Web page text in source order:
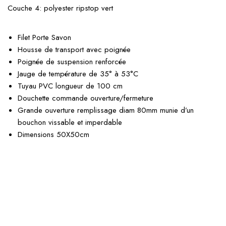
Couche 4: polyester ripstop vert
Filet Porte Savon
Housse de transport avec poignée
Poignée de suspension renforcée
Jauge de température de 35° à 53°C
Tuyau PVC longueur de 100 cm
Douchette commande ouverture/fermeture
Grande ouverture remplissage diam 80mm munie d’un
bouchon vissable et imperdable
Dimensions 50X50cm